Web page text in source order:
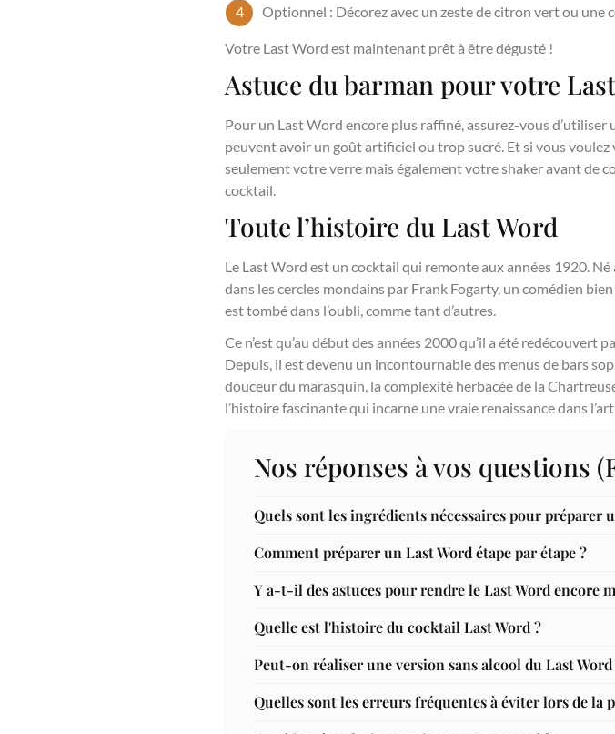
Optionnel : Décorez avec un zeste de citron vert ou une
Votre Last Word est maintenant prêt à être dégusté !
Astuce du barman pour votre
Pour un Last Word encore plus raffiné, assurez-vous
peuvent avoir un goût artificiel ou trop sucré. Et si vous
seulement votre verre mais également votre shaker avant de
cocktail.
Toute l’histoire du Last Word
Le Last Word est un cocktail qui remonte aux années 1920.
dans les cercles mondains par Frank Fogarty, un comédien
est tombé dans l’oubli, comme tant d’autres.
Ce n’est qu’au début des années 2000 qu’il a été redécouvert
Depuis, il est devenu un incontournable des menus de bars
douceur du marasquin, la complexité herbacée de la
l’histoire fascinante qui incarne une vraie renaissance dans
Nos réponses à vos questions
Quels sont les ingrédients nécessaires pour préparer
Comment préparer un Last Word étape par étape ?
Y a-t-il des astuces pour rendre le Last Word encore
Quelle est l'histoire du cocktail Last Word ?
Peut-on réaliser une version sans alcool du Last Word
Quelles sont les erreurs fréquentes à éviter lors de la